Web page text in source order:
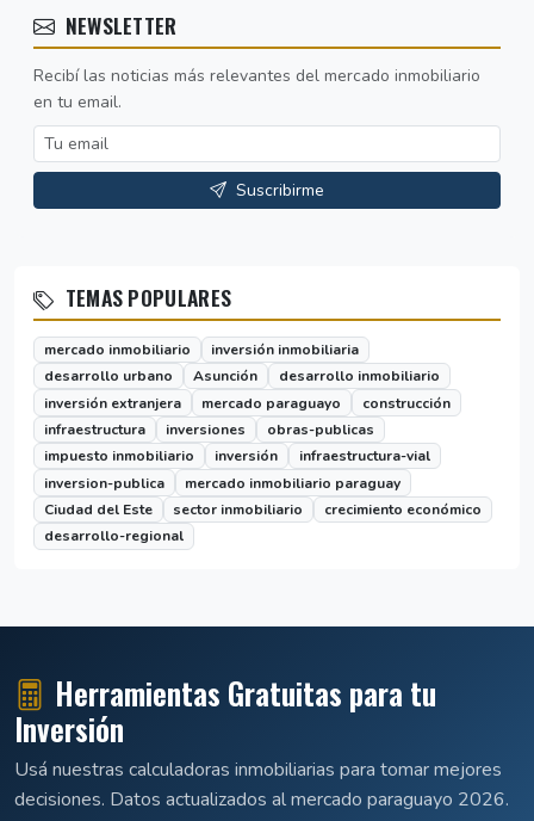
NEWSLETTER
Recibí las noticias más relevantes del mercado inmobiliario
en tu email.
Suscribirme
TEMAS POPULARES
mercado inmobiliario
inversión inmobiliaria
desarrollo urbano
Asunción
desarrollo inmobiliario
inversión extranjera
mercado paraguayo
construcción
infraestructura
inversiones
obras-publicas
impuesto inmobiliario
inversión
infraestructura-vial
inversion-publica
mercado inmobiliario paraguay
Ciudad del Este
sector inmobiliario
crecimiento económico
desarrollo-regional
Herramientas Gratuitas para tu
Inversión
Usá nuestras calculadoras inmobiliarias para tomar mejores
decisiones. Datos actualizados al mercado paraguayo 2026.